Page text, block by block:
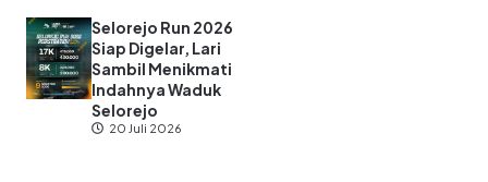
Selorejo Run 2026
Siap Digelar, Lari
Sambil Menikmati
Indahnya Waduk
Selorejo
20 Juli 2026